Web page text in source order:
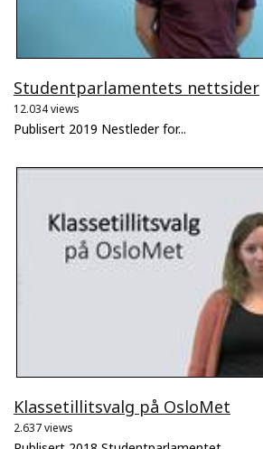
Studentparlamentets nettsider
12.034 views
Publisert 2019 Nestleder for...
Klassetillitsvalg på OsloMet
2.637 views